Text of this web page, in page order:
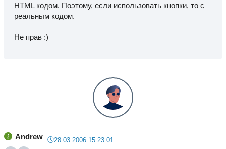
HTML кодом. Поэтому, если использовать кнопки, то с
реальным кодом.
Не прав :)
Andrew 28.03.2006 15:23:01